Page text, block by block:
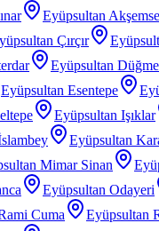
Eyüpsultan
Çırçır
Eyüpsultan
Eyüpsultan Esentepe
Eyüpsultan Işıklar
Eyüpsultan
Mimar Sinan
Eyüpsultan Odayeri
Cuma
Eyüpsultan